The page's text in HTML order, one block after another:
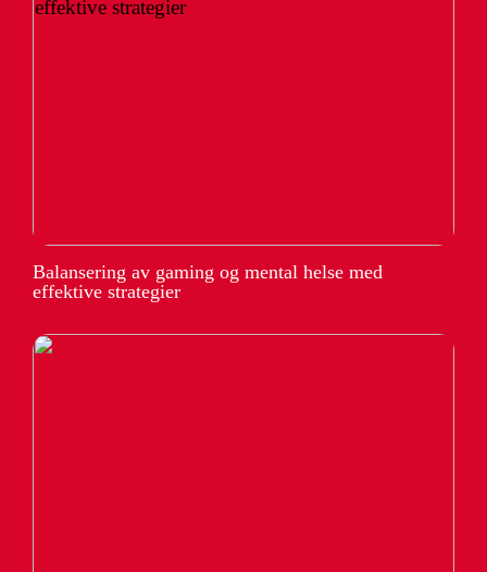
Balansering av gaming og mental helse med
effektive strategier